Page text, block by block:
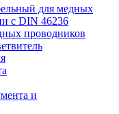
для медных
с DIN 46236
проводников
и